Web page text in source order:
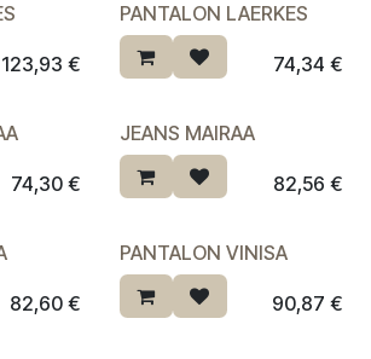
123,93 €
PANTALON LAERKES
74,34 €
74,30€
JEANS MAIRAA
82,56 €
82,60€
PANTALON VINISA
90,87 €